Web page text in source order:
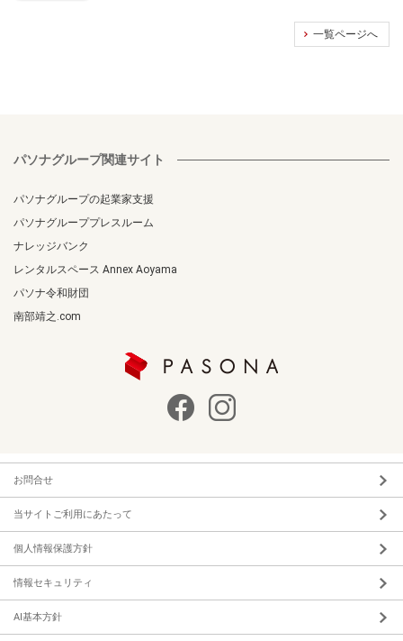
一覧ページへ
パソナグループ関連サイト
パソナグループの起業家支援
パソナグループプレスルーム
ナレッジバンク
レンタルスペース Annex Aoyama
パソナ令和財団
南部靖之.com
お問合せ
当サイトご利用にあたって
個人情報保護方針
情報セキュリティ
AI基本方針